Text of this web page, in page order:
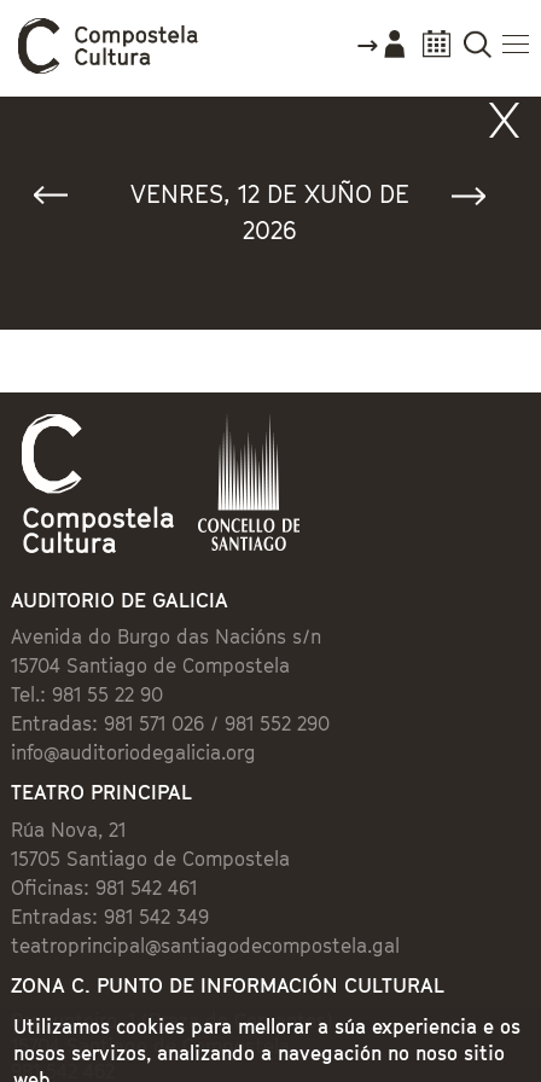
VENRES, 12 DE XUÑO DE
2026
AUDITORIO DE GALICIA
Avenida do Burgo das Nacións s/n
15704 Santiago de Compostela
Tel.: 981 55 22 90
Entradas: 981 571 026 / 981 552 290
info@auditoriodegalicia.org
TEATRO PRINCIPAL
Rúa Nova, 21
15705 Santiago de Compostela
Oficinas: 981 542 461
Entradas: 981 542 349
teatroprincipal@santiagodecompostela.gal
ZONA C. PUNTO DE INFORMACIÓN CULTURAL
Preguntoiro, 1 (Praza de Cervantes)
15704 Santiago de Compostela
981 542 462
Utilizamos cookies para mellorar a súa experiencia e os
nosos servizos, analizando a navegación no noso sitio